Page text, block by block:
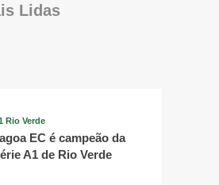
Lidas
Rio Verde
EC é campeão da
A1 de Rio Verde